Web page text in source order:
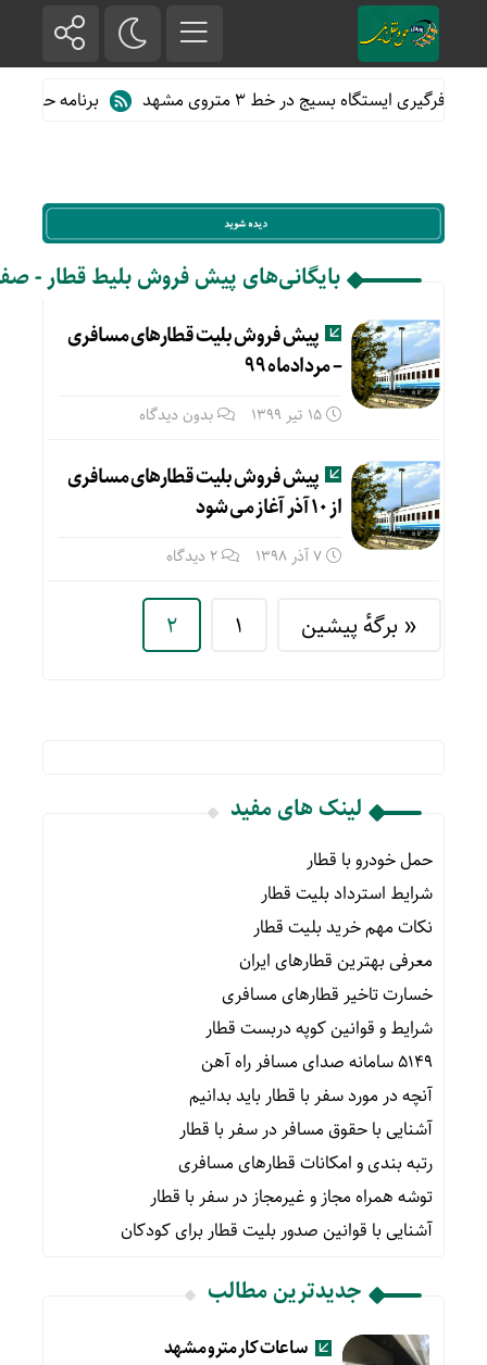
ایستگاه بسیج در خط ۳ متروی مشهد برنامه حرکت
بایگانی‌های پیش فروش بلیط قطار - صفحه 2
پیش فروش بلیت قطارهای مسافری
– مردادماه ۹۹
15 تیر 1399 بدون دیدگاه
پیش فروش بلیت قطارهای مسافری
از ۱۰ آذر آغاز می شود
7 آذر 1398 2 دیدگاه
« برگه‌ٔ پیشین 1
2
لینک های مفید
حمل خودرو با قطار
شرایط استرداد بلیت قطار
نکات مهم خرید بلیت قطار
معرفی بهترین قطارهای ایران
خسارت تاخیر قطارهای مسافری
شرایط و قوانین کوپه دربست قطار
۵۱۴۹ سامانه صدای مسافر راه آهن
آنچه در مورد سفر با قطار باید بدانیم
آشنایی با حقوق مسافر در سفر با قطار
رتبه بندی و امکانات قطارهای مسافری
توشه همراه مجاز و غیرمجاز در سفر با قطار
آشنایی با قوانین صدور بلیت قطار برای کودکان
جدیدترین مطالب
ساعات کار مترو مشهد